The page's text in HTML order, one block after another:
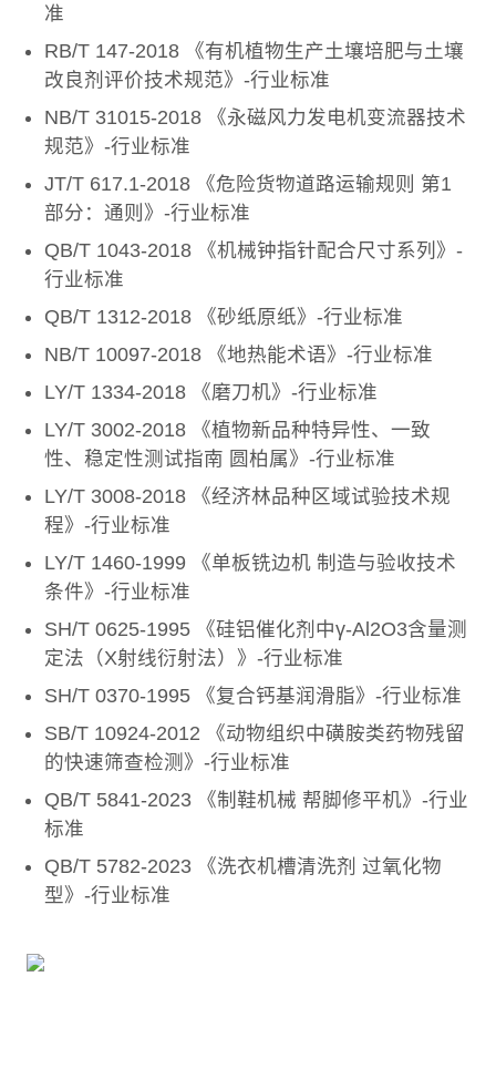
准
RB/T 147-2018 《有机植物生产土壤培肥与土壤
改良剂评价技术规范》-行业标准
NB/T 31015-2018 《永磁风力发电机变流器技术
规范》-行业标准
JT/T 617.1-2018 《危险货物道路运输规则 第1
部分：通则》-行业标准
QB/T 1043-2018 《机械钟指针配合尺寸系列》-
行业标准
QB/T 1312-2018 《砂纸原纸》-行业标准
NB/T 10097-2018 《地热能术语》-行业标准
LY/T 1334-2018 《磨刀机》-行业标准
LY/T 3002-2018 《植物新品种特异性、一致
性、稳定性测试指南 圆柏属》-行业标准
LY/T 3008-2018 《经济林品种区域试验技术规
程》-行业标准
LY/T 1460-1999 《单板铣边机 制造与验收技术
条件》-行业标准
SH/T 0625-1995 《硅铝催化剂中γ-Al2O3含量测
定法（X射线衍射法）》-行业标准
SH/T 0370-1995 《复合钙基润滑脂》-行业标准
SB/T 10924-2012 《动物组织中磺胺类药物残留
的快速筛查检测》-行业标准
QB/T 5841-2023 《制鞋机械 帮脚修平机》-行业
标准
QB/T 5782-2023 《洗衣机槽清洗剂 过氧化物
型》-行业标准